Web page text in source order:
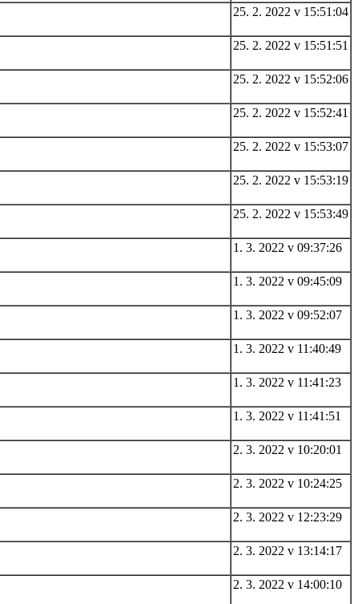
25. 2. 2022 v 15:51:04
25. 2. 2022 v 15:51:51
25. 2. 2022 v 15:52:06
25. 2. 2022 v 15:52:41
25. 2. 2022 v 15:53:07
25. 2. 2022 v 15:53:19
25. 2. 2022 v 15:53:49
1. 3. 2022 v 09:37:26
1. 3. 2022 v 09:45:09
1. 3. 2022 v 09:52:07
1. 3. 2022 v 11:40:49
1. 3. 2022 v 11:41:23
1. 3. 2022 v 11:41:51
2. 3. 2022 v 10:20:01
2. 3. 2022 v 10:24:25
2. 3. 2022 v 12:23:29
2. 3. 2022 v 13:14:17
2. 3. 2022 v 14:00:10